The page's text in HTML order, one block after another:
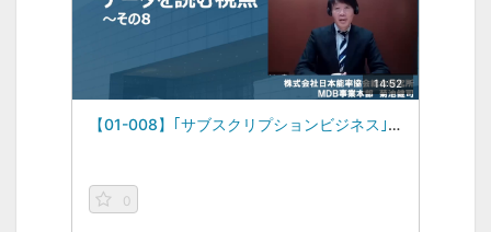
14:52
【01-008】｢サブスクリプションビジネス｣ -データを読む視点vol.8-（2023/02/13）
0